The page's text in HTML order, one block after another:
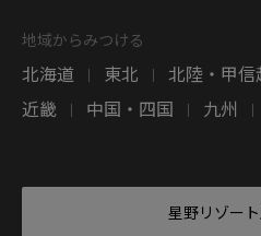
地域からみつける
北海道 | 東北 | 北陸・甲信
近畿 | 中国・四国 | 九州 |
星野リゾー